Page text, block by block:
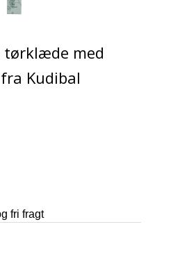
tørklæde med
Kudibal
fri fragt